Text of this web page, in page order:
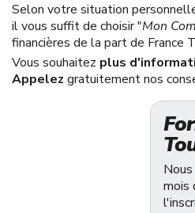
Selon votre situation
il vous suffit de choisir "Mon
financières de la part de France
Vous souhaitez plus
Appelez gratuitement nos
mois